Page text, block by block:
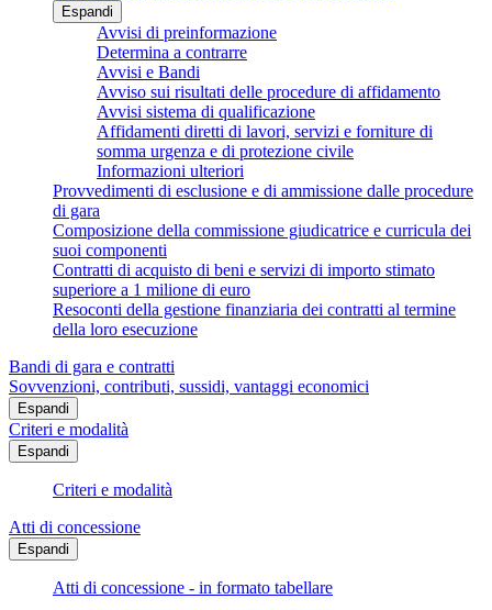
Espandi
Avvisi di preinformazione
Determina a contrarre
Avvisi e Bandi
Avviso sui risultati delle procedure di affidamento
Avvisi sistema di qualificazione
Affidamenti diretti di lavori, servizi e forniture di
somma urgenza e di protezione civile
Informazioni ulteriori
Provvedimenti di esclusione e di ammissione dalle procedure
di gara
Composizione della commissione giudicatrice e curricula dei
suoi componenti
Contratti di acquisto di beni e servizi di importo stimato
superiore a 1 milione di euro
Resoconti della gestione finanziaria dei contratti al termine
della loro esecuzione
Bandi di gara e contratti
Sovvenzioni, contributi, sussidi, vantaggi economici
Espandi
Criteri e modalità
Espandi
Criteri e modalità
Atti di concessione
Espandi
Atti di concessione - in formato tabellare